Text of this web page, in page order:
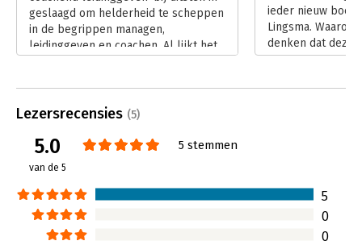
geslaagd om helderheid te scheppen
in de begrippen managen,
leidinggeven en coachen. Al lijkt het
verantwoordelijkheden die de
hoe belangrijk het is om daarin te
Lees verder
ieder nieuw boek
Lingsma.
denken dat deze
inmiddels alles
haar geest en van
Lezersrecensies (5)
5.0
van de 5
5 stemmen
5
0
0